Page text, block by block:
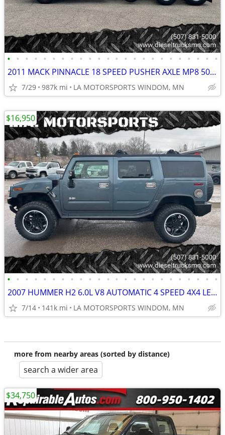
• • • • • • • • • • • • • • • • • • • • • • • •
2011 MACK PINNACLE 18 SPEED PUSHER AXLE MP8 505HP LOW RISE 986K MILES
7/29 987k mi LA MOTORSPORTS WINDOM, MN
• • • • • • • • • • • • • • • • • • • • • • • •
2007 HUMMER H2 6.0L V8 AUTOMATIC 4 SPEED 4X4 LEATHER CLEAN 141K MILES
7/14 141k mi LA MOTORSPORTS WINDOM, MN
$16,950
more from nearby areas (sorted by distance)
search a wider area
$34,750